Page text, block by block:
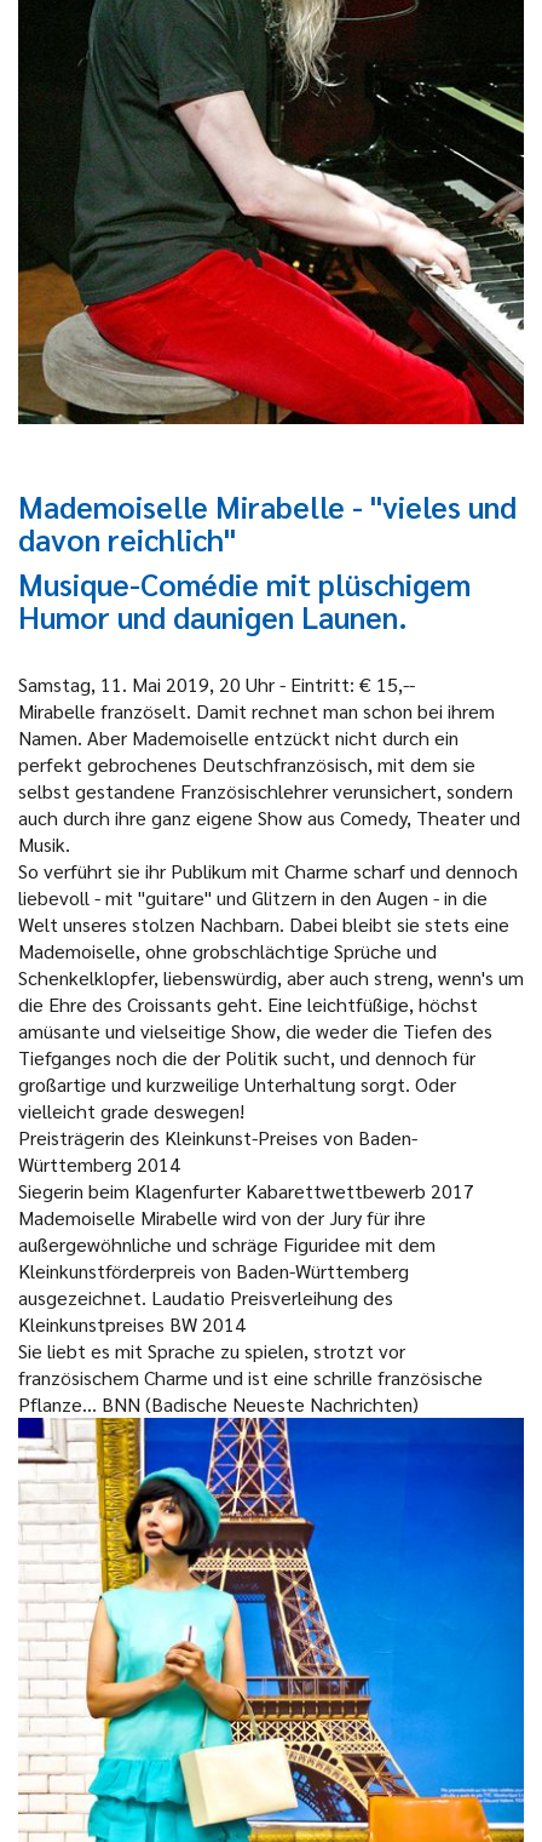
Mademoiselle Mirabelle - "vieles und
davon reichlich"
Musique-Comédie mit plüschigem
Humor und daunigen Launen.
Samstag, 11. Mai 2019, 20 Uhr - Eintritt: € 15,--
Mirabelle französelt. Damit rechnet man schon bei ihrem
Namen. Aber Mademoiselle entzückt nicht durch ein
perfekt gebrochenes Deutschfranzösisch, mit dem sie
selbst gestandene Französischlehrer verunsichert, sondern
auch durch ihre ganz eigene Show aus Comedy, Theater und
Musik.
So verführt sie ihr Publikum mit Charme scharf und dennoch
liebevoll - mit "guitare" und Glitzern in den Augen - in die
Welt unseres stolzen Nachbarn. Dabei bleibt sie stets eine
Mademoiselle, ohne grobschlächtige Sprüche und
Schenkelklopfer, liebenswürdig, aber auch streng, wenn's um
die Ehre des Croissants geht. Eine leichtfüßige, höchst
amüsante und vielseitige Show, die weder die Tiefen des
Tiefganges noch die der Politik sucht, und dennoch für
großartige und kurzweilige Unterhaltung sorgt. Oder
vielleicht grade deswegen!
Preisträgerin des Kleinkunst-Preises von Baden-
Württemberg 2014
Siegerin beim Klagenfurter Kabarettwettbewerb 2017
Mademoiselle Mirabelle wird von der Jury für ihre
außergewöhnliche und schräge Figuridee mit dem
Kleinkunstförderpreis von Baden-Württemberg
ausgezeichnet. Laudatio Preisverleihung des
Kleinkunstpreises BW 2014
Sie liebt es mit Sprache zu spielen, strotzt vor
französischem Charme und ist eine schrille französische
Pflanze... BNN (Badische Neueste Nachrichten)